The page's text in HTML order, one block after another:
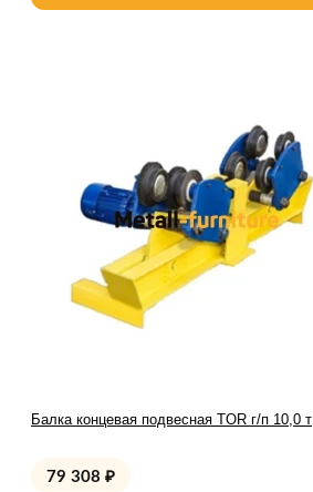
Балка концевая подвесная TOR г/п 10,0 т
79 308 ₽